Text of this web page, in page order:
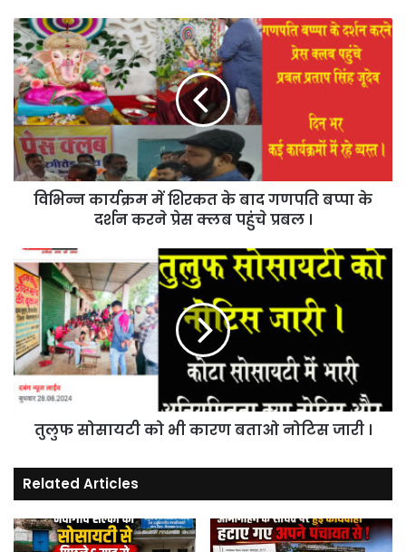
विभिन्न
कार्यक्रम
में
शिरकत
के
बाद
गणपति
बप्पा
के
क्लब
पहुंचे
प्रबल
।
विभिन्न कार्यक्रम में शिरकत के बाद गणपति बप्पा के
दर्शन करने प्रेस क्लब पहुंचे प्रबल ।
सोसायटी
को
भी
कारण
बताओ
नोटिस
जारी
तुलुफ सोसायटी को भी कारण बताओ नोटिस जारी ।
Related Articles